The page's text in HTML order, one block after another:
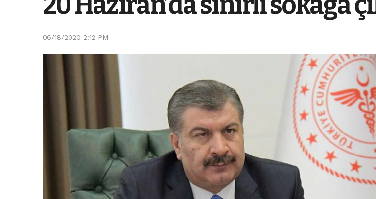
Arnavutkoy Belediyesi’ne su baskını tepkisi 3 yıl önce
06/18/2020 2:12 PM